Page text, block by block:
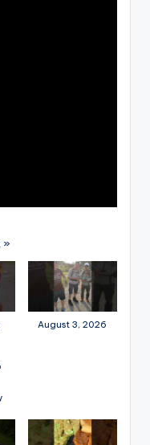
»
August 3, 2026